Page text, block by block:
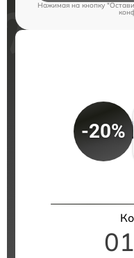
Нажимая на кнопку
-20%